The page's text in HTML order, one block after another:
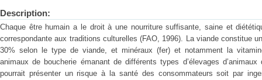
Description:
Chaque être humain a le droit à une nourriture suffisante, saine et
correspondante aux traditions culturelles (FAO, 1996). La viande constitue
30% selon le type de viande, et minéraux (fer) et notamment la
animaux de boucherie émanant de différents types d’élevages
pourrait présenter un risque à la santé des consommateurs soit par